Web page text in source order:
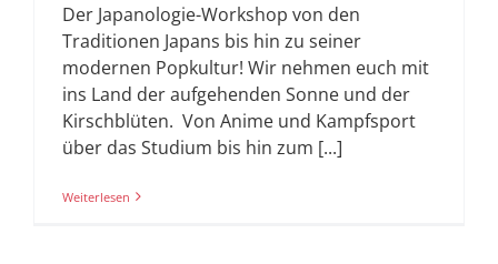
Der Japanologie-Workshop von den
Traditionen Japans bis hin zu seiner
modernen Popkultur! Wir nehmen euch mit
ins Land der aufgehenden Sonne und der
Kirschblüten. Von Anime und Kampfsport
über das Studium bis hin zum [...]
Weiterlesen